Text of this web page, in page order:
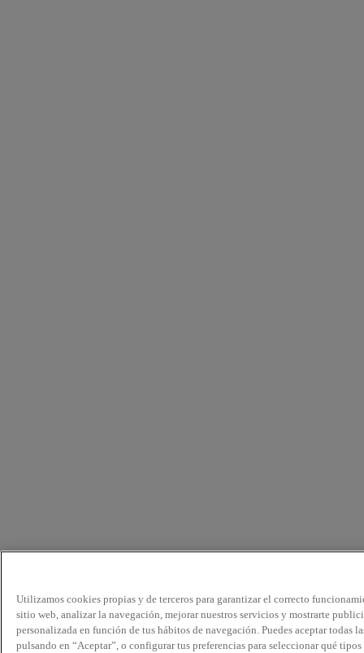
Utilizamos cookies propias y de terceros para garantizar el correcto
sitio web, analizar la navegación, mejorar nuestros servicios y mostrarte
personalizada en función de tus hábitos de navegación. Puedes aceptar todas
pulsando en “Aceptar”, o configurar tus preferencias para seleccionar qué tipos